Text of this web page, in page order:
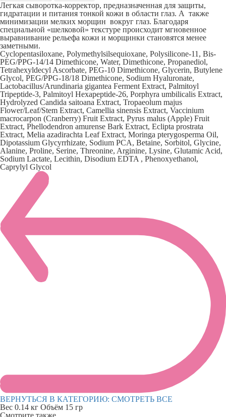
Легкая сыворотка-корректор, предназначенная для защиты,
гидратации и питания тонкой кожи в области глаз. А также
минимизации мелких морщин вокруг глаз. Благодаря
специальной «шелковой» текстуре происходит мгновенное
выравнивание рельефа кожи и морщинки становятся менее
заметными.
Cyclopentasiloxane, Polymethylsilsequioxane, Polysilicone-11, Bis-
PEG/PPG-14/14 Dimethicone, Water, Dimethicone, Propanediol,
Tetrahexyldecyl Ascorbate, PEG-10 Dimethicone, Glycerin, Butylene
Glycol, PEG/PPG-18/18 Dimethicone, Sodium Hyaluronate,
Lactobacillus/Arundinaria gigantea Ferment Extract, Palmitoyl
Tripeptide-3, Palmitoyl Hexapeptide-26, Porphyra umbilicalis Extract,
Hydrolyzed Candida saitoana Extract, Tropaeolum majus
Flower/Leaf/Stem Extract, Camellia sinensis Extract, Vaccinium
macrocarpon (Cranberry) Fruit Extract, Pyrus malus (Apple) Fruit
Extract, Phellodendron amurense Bark Extract, Eclipta prostrata
Extract, Melia azadirachta Leaf Extract, Moringa pterygosperma Oil,
Dipotassium Glycyrrhizate, Sodium PCA, Betaine, Sorbitol, Glycine,
Alanine, Proline, Serine, Threonine, Arginine, Lysine, Glutamic Acid,
Sodium Lactate, Lecithin, Disodium EDTA , Phenoxyethanol,
Caprylyl Glycol
ВЕРНУТЬСЯ В КАТЕГОРИЮ: СМОТРЕТЬ ВСЕ
Вес 0.14 кг Объём 15 гр
Смотрите также